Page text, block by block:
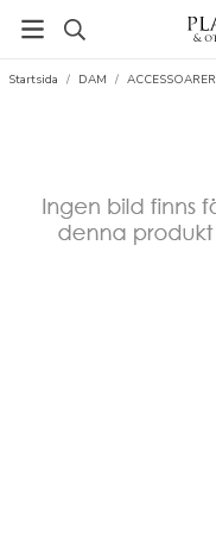
Startsida / DAM / ACCESSOARER